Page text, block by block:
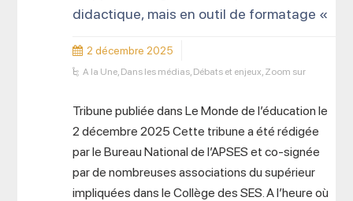
didactique, mais en outil de formatage «
2 décembre 2025
A la Une, Dans les médias, Débats et enjeux, Zoom sur
Tribune publiée dans Le Monde de l’éducation le
2 décembre 2025 Cette tribune a été rédigée
par le Bureau National de l’APSES et co-signée
par de nombreuses associations du supérieur
impliquées dans le Collège des SES. A l’heure où